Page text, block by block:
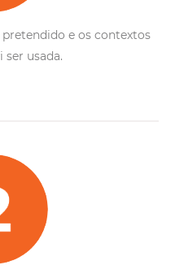
e os contextos
ser usada.